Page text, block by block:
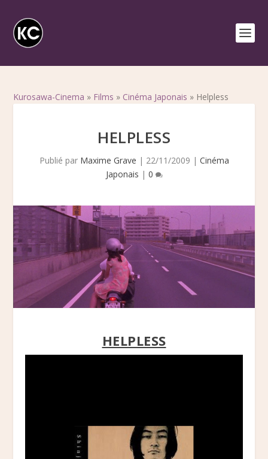
Kurosawa-Cinema » Films » Cinéma Japonais » Helpless
HELPLESS
Publié par Maxime Grave | 22/11/2009 | Cinéma
Japonais | 0
HELPLESS